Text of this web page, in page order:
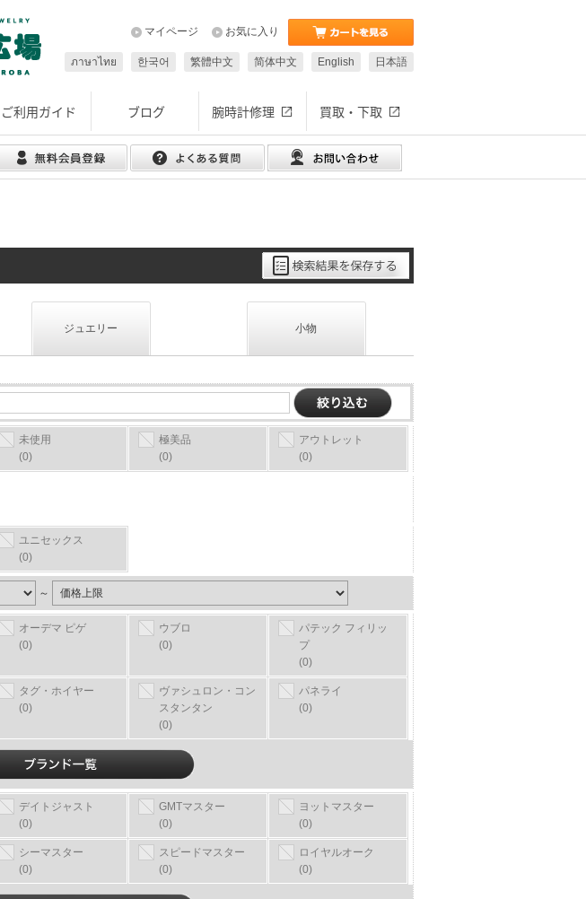
お気に入り
マイページ
日本語
English
简体中文
繁體中文
한국어
ภาษาไทย
ご利用ガイド ブログ 腕時計修理 買取・下取
ジュエリー 小物
未使用
(0)
極美品
(0)
アウトレット
(0)
ユニセックス
(0)
～
オーデマ ピゲ
(0)
ウブロ
(0)
パテック フィリッ
プ
(0)
タグ・ホイヤー
(0)
ヴァシュロン・コン
スタンタン
(0)
パネライ
(0)
デイトジャスト
(0)
GMTマスター
(0)
ヨットマスター
(0)
シーマスター
(0)
スピードマスター
(0)
ロイヤルオーク
(0)